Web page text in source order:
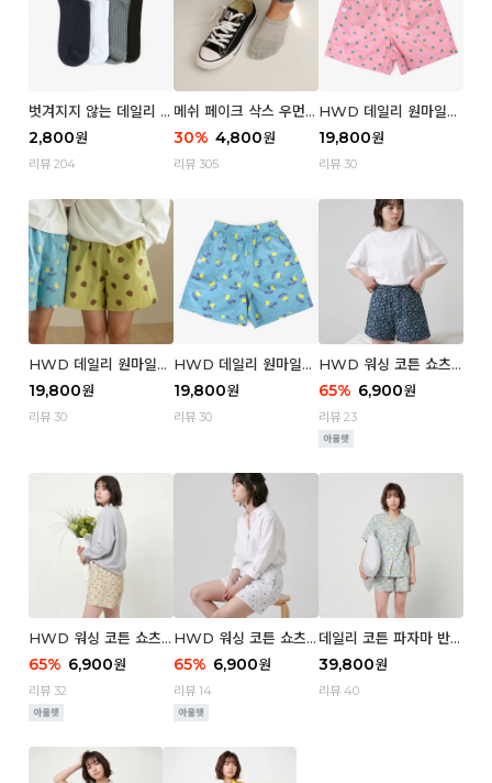
벗겨지지 않는 데일리 페
이크 삭스 (맨)
2,800원
리뷰 204
메쉬 페이크 삭스 우먼 3
P
30% 4,800원
리뷰 305
HWD 데일리 원마일
쇼츠 - 04 Aroma (우
먼)
19,800원
리뷰 30
HWD 데일리 원마일
쇼츠 - 03 Poodle (우
먼)
19,800원
리뷰 30
HWD 데일리 원마일
쇼츠 - 02 Chouchou
(우먼)
19,800원
리뷰 30
HWD 워싱 코튼 쇼츠
(우먼) - 03 Berry tre
e
65% 6,900원
리뷰 23
HWD 워싱 코튼 쇼츠
(우먼) - 02 Retro flo
wer
65% 6,900원
리뷰 32
HWD 워싱 코튼 쇼츠
(우먼) - 01 Blue whal
e
65% 6,900원
리뷰 14
데일리 코튼 파자마 반팔
세트 (우먼) - 03 Sum
mer lane
39,800원
리뷰 40